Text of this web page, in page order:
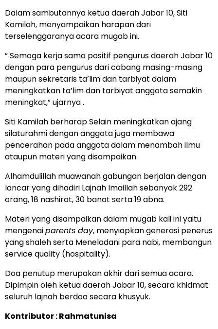
Dalam sambutannya ketua daerah Jabar 10, Siti
Kamilah, menyampaikan harapan dari
terselenggaranya acara mugab ini.
” Semoga kerja sama positif pengurus daerah Jabar 10
dengan para pengurus dari cabang masing-masing
maupun sekretaris ta’lim dan tarbiyat dalam
meningkatkan ta’lim dan tarbiyat anggota semakin
meningkat,” ujarnya .
Siti Kamilah berharap Selain meningkatkan ajang
silaturahmi dengan anggota juga membawa
pencerahan pada anggota dalam menambah ilmu
ataupun materi yang disampaikan.
Alhamdulillah muawanah gabungan berjalan dengan
lancar yang dihadiri Lajnah Imaillah sebanyak 292
orang, 18 nashirat, 30 banat serta 19 abna.
Materi yang disampaikan dalam mugab kali ini yaitu
mengenaiparents day, menyiapkan generasi penerus
yang shaleh serta Meneladani para nabi, membangun
service quality (hospitality).
Doa penutup merupakan akhir dari semua acara.
Dipimpin oleh ketua daerah Jabar 10, secara khidmat
seluruh lajnah berdoa secara khusyuk.
Kontributor : Rahmatunisa